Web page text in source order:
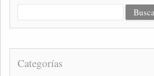
Categorías